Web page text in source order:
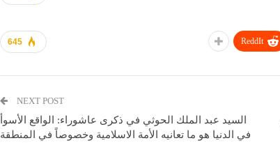
645 ReddIt
NEXT POST
السيد عبد الملك الحوثي في ذكرى عاشوراء: الواقع الأسوأ
في الدنيا هو ما تعانيه الأمة الاسلامية وخصوصاً في المنطقة